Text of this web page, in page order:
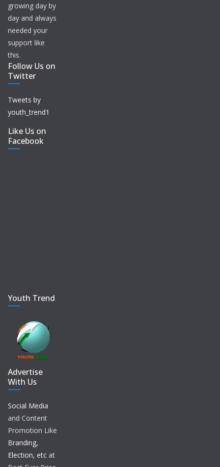
growing day by
day and always
needed your
support like
this.
Follow Us on
Twitter
Tweets by
youth_trend1
Like Us on
Facebook
Youth Trend
Advertise
With Us
Social Media
and Content
Promotion Like
Branding,
Election, etc at